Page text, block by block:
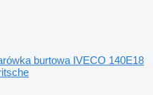
burtowa IVECO 140E18